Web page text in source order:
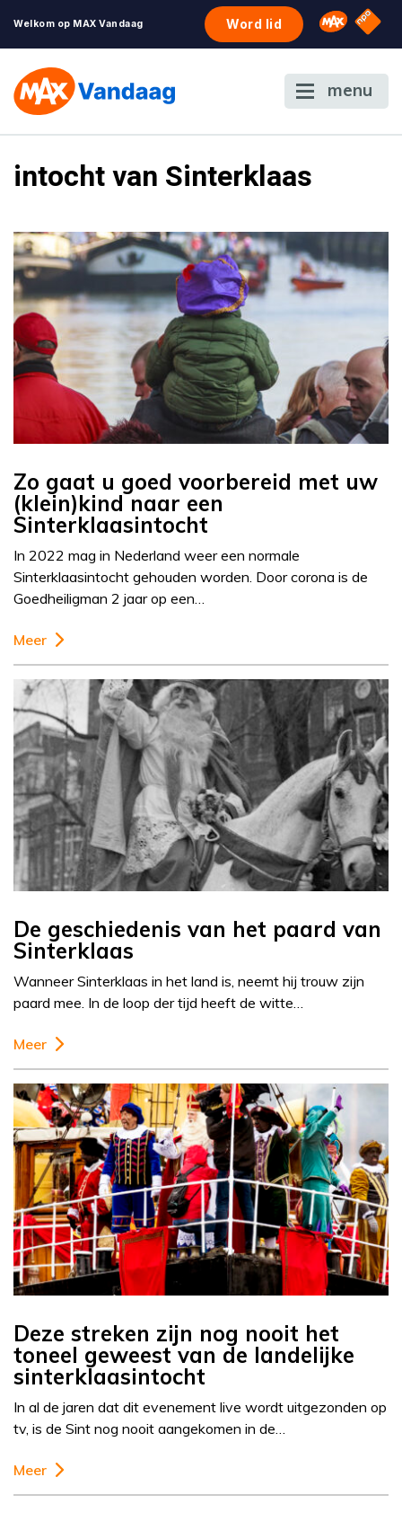
Welkom op MAX Vandaag Word lid Omroep
NPO
menu
intocht van Sinterklaas
Zo gaat u goed voorbereid met uw
(klein)kind naar een
Sinterklaasintocht
In 2022 mag in Nederland weer een normale
Sinterklaasintocht gehouden worden. Door corona is de
Goedheiligman 2 jaar op een…
Meer
De geschiedenis van het paard van
Sinterklaas
Wanneer Sinterklaas in het land is, neemt hij trouw zijn
paard mee. In de loop der tijd heeft de witte…
Meer
Deze streken zijn nog nooit het
toneel geweest van de landelijke
sinterklaasintocht
In al de jaren dat dit evenement live wordt uitgezonden op
tv, is de Sint nog nooit aangekomen in de…
Meer